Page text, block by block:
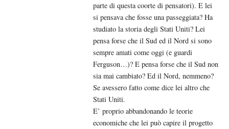
parte di questa coorte di pensatori). E lei
si pensava che fosse una passeggiata? Ha
studiato la storia degli Stati Uniti? Lei
pensa forse che il Sud ed il Nord si sono
sempre amati come oggi (e guardi
Ferguson…)? E pensa forse che il Sud non
sia mai cambiato? Ed il Nord, nemmeno?
Se avessero fatto come dice lei altro che
Stati Uniti.
E’ proprio abbandonando le teorie
economiche che lei può capire il progetto